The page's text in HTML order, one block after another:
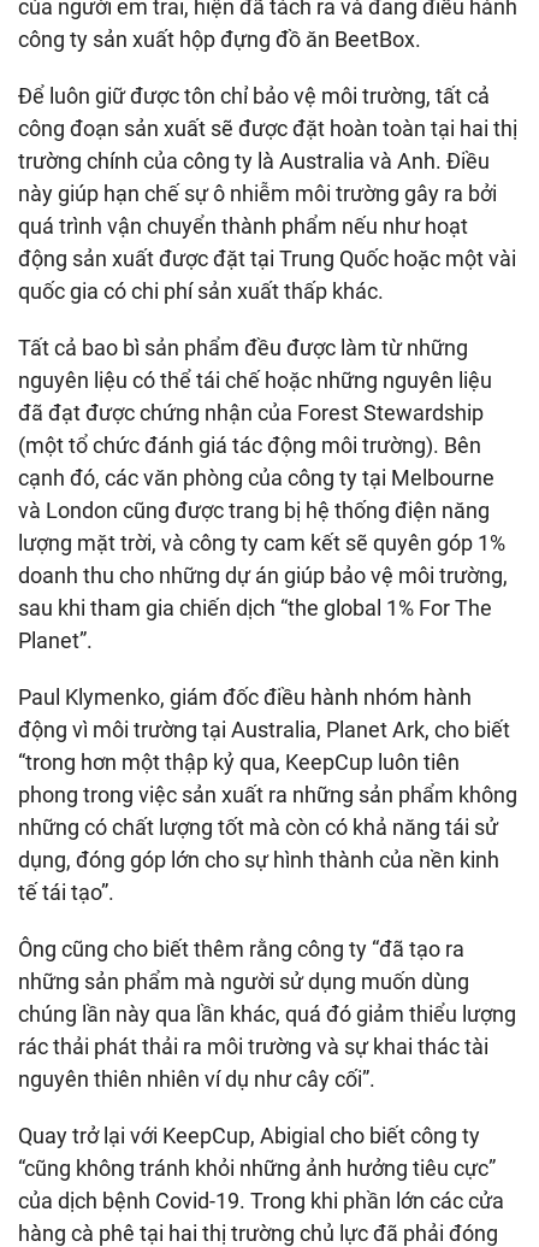
của người em trai, hiện đã tách ra và đang điều hành
công ty sản xuất hộp đựng đồ ăn BeetBox.
Để luôn giữ được tôn chỉ bảo vệ môi trường, tất cả
công đoạn sản xuất sẽ được đặt hoàn toàn tại hai thị
trường chính của công ty là Australia và Anh. Điều
này giúp hạn chế sự ô nhiễm môi trường gây ra bởi
quá trình vận chuyển thành phẩm nếu như hoạt
động sản xuất được đặt tại Trung Quốc hoặc một vài
quốc gia có chi phí sản xuất thấp khác.
Tất cả bao bì sản phẩm đều được làm từ những
nguyên liệu có thể tái chế hoặc những nguyên liệu
đã đạt được chứng nhận của Forest Stewardship
(một tổ chức đánh giá tác động môi trường). Bên
cạnh đó, các văn phòng của công ty tại Melbourne
và London cũng được trang bị hệ thống điện năng
lượng mặt trời, và công ty cam kết sẽ quyên góp 1%
doanh thu cho những dự án giúp bảo vệ môi trường,
sau khi tham gia chiến dịch “the global 1% For The
Planet”.
Paul Klymenko, giám đốc điều hành nhóm hành
động vì môi trường tại Australia, Planet Ark, cho biết
“trong hơn một thập kỷ qua, KeepCup luôn tiên
phong trong việc sản xuất ra những sản phẩm không
những có chất lượng tốt mà còn có khả năng tái sử
dụng, đóng góp lớn cho sự hình thành của nền kinh
tế tái tạo”.
Ông cũng cho biết thêm rằng công ty “đã tạo ra
những sản phẩm mà người sử dụng muốn dùng
chúng lần này qua lần khác, quá đó giảm thiểu lượng
rác thải phát thải ra môi trường và sự khai thác tài
nguyên thiên nhiên ví dụ như cây cối”.
Quay trở lại với KeepCup, Abigial cho biết công ty
“cũng không tránh khỏi những ảnh hưởng tiêu cực”
của dịch bệnh Covid-19. Trong khi phần lớn các cửa
hàng cà phê tại hai thị trường chủ lực đã phải đóng